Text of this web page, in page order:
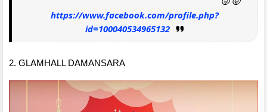
https://www.facebook.com/profile.php?
id=100040534965132
2. GLAMHALL DAMANSARA